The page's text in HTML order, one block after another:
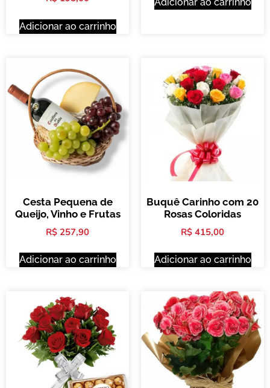
Adicionar ao carrinho
Cesta Pequena de
Queijo, Vinho e Frutas
R$ 257,90
Adicionar ao carrinho
Buquê Carinho com 20
Rosas Coloridas
R$ 415,00
Adicionar ao carrinho